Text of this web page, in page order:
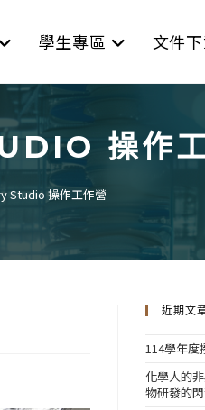
學生專區 文件
操作
Studio 操作工作營
近期文
114學年度
化學人的
物研發的